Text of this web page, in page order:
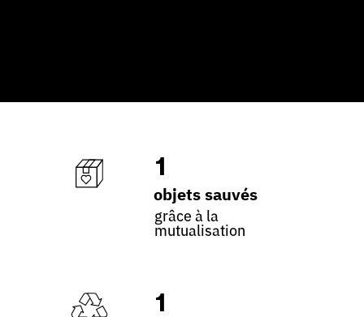
1
objets sauvés
grâce à la
mutualisation
1